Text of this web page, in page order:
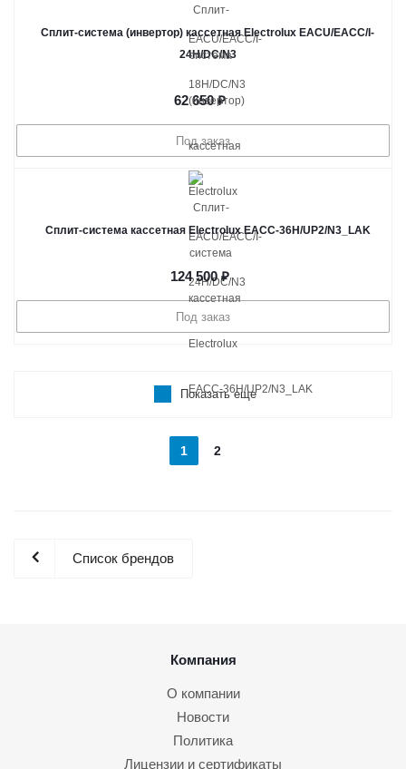
Сплит-система (инвертор) кассетная Electrolux EACU/EACС/I-
24H/DC/N3
62 650₽
Под заказ
Сплит-система кассетная Electrolux EACС-36H/UP2/N3_LAK
124 500₽
Под заказ
Показать еще
1 2
Список брендов
Компания
О компании
Новости
Политика
Лицензии и сертификаты